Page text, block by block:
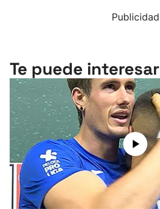
Publicidad
Te puede interesar